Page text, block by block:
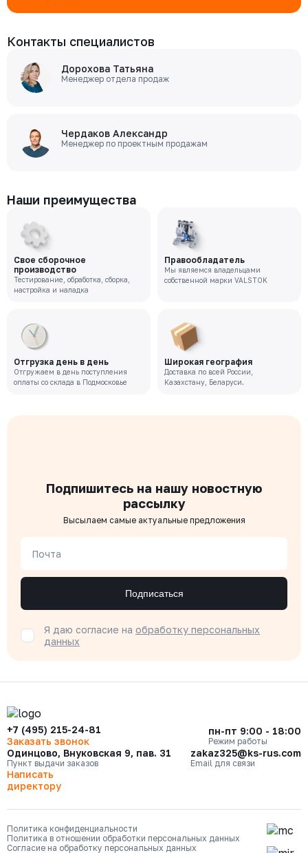
Контакты специалистов
Дорохова Татьяна
Менеджер отдела продаж
Чердаков Александр
Менеджер по проектным продажам
Наши преимущества
Свое сборочное
производство
Тестирование, обработка, сборка,
настройка и наладка
Правообладатель
Мы являемся владельцами
собственной марки VALSTOK
Отгрузка день в день
Отгружаем в день поступления
оплаты со склада в Подмосковье
Широкая география
Доставка по всей России,
Казахстану, Беларуси.
Подпишитесь на нашу новостную
рассылку
Высылаем самые актуальные предложения
Почта
Подписаться
Я даю согласие на обработку персональных
данных
+7 (495) 215-24-81
Заказать звонок
пн-пт 9:00 - 18:00
Режим работы
Одинцово, Внуковская 9, пав. 31
Пункт выдачи заказов
zakaz325@ks-rus.com
Email для связи
Написать
директору
Политика конфиденциальности
Политика в отношении обработки персональных данных
Согласие на обработку персональных данных